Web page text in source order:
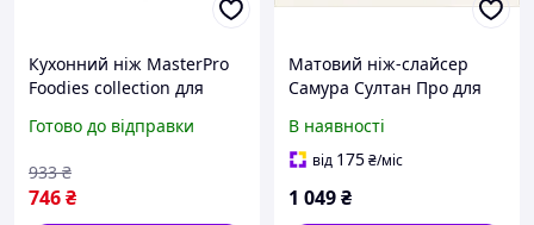
Кухонний ніж MasterPro
Foodies collection для
Готово до відправки
746₴
933 ₴
Матовий ніж-слайсер
Самура Султан Про для
754HPP8934
В наявності
від 175₴/міс
1 049₴